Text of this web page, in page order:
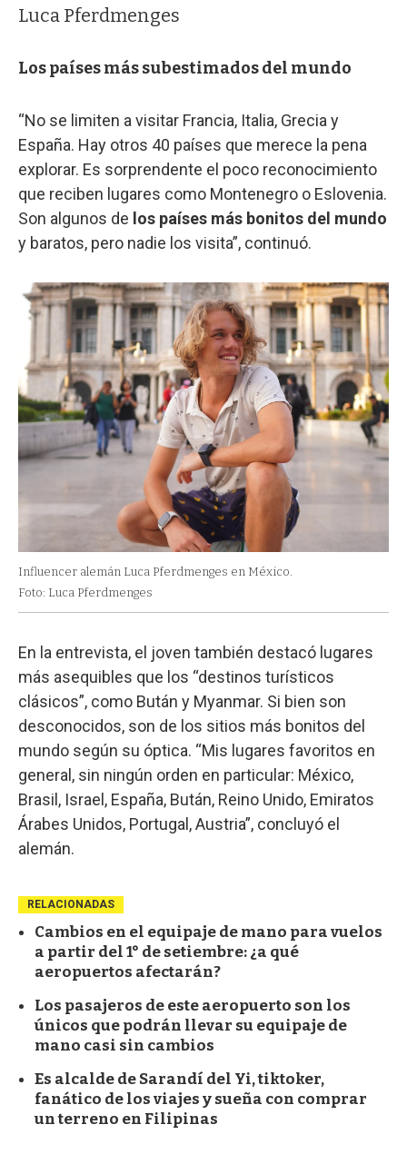
Luca Pferdmenges
Los países más subestimados del mundo
“No se limiten a visitar Francia, Italia, Grecia y
España. Hay otros 40 países que merece la pena
explorar. Es sorprendente el poco reconocimiento
que reciben lugares como Montenegro o Eslovenia.
Son algunos de los países más bonitos del mundo
y baratos, pero nadie los visita”, continuó.
Influencer alemán Luca Pferdmenges en México.
Foto: Luca Pferdmenges
En la entrevista, el joven también destacó lugares
más asequibles que los “destinos turísticos
clásicos”, como Bután y Myanmar. Si bien son
desconocidos, son de los sitios más bonitos del
mundo según su óptica. “Mis lugares favoritos en
general, sin ningún orden en particular: México,
Brasil, Israel, España, Bután, Reino Unido, Emiratos
Árabes Unidos, Portugal, Austria”, concluyó el
alemán.
RELACIONADAS
Cambios en el equipaje de mano para vuelos
a partir del 1° de setiembre: ¿a qué
aeropuertos afectarán?
Los pasajeros de este aeropuerto son los
únicos que podrán llevar su equipaje de
mano casi sin cambios
Es alcalde de Sarandí del Yi, tiktoker,
fanático de los viajes y sueña con comprar
un terreno en Filipinas